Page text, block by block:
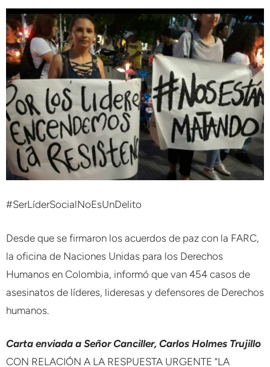
#SerLíderSocialNoEsUnDelito
Desde que se firmaron los acuerdos de paz con la FARC,
la oficina de Naciones Unidas para los Derechos
Humanos en Colombia, informó que van 454 casos de
asesinatos de líderes, lideresas y defensores de Derechos
humanos.
Carta enviada a Señor Canciller, Carlos Holmes Trujillo
CON RELACIÓN A LA RESPUESTA URGENTE “LA